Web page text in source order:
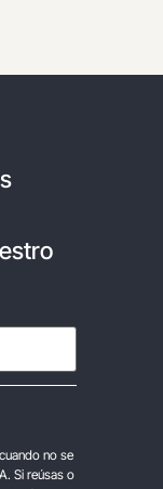
no se
Si reúsas o